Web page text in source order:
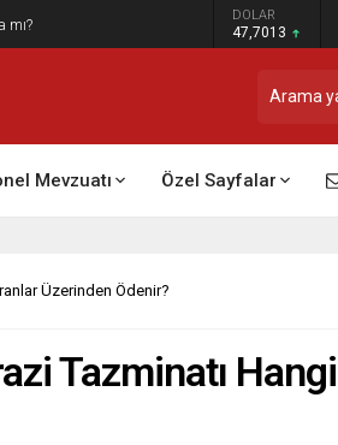
DOLAR
47,7013
Mevzuatı Özel Sayfalar
Üzerinden Ödenir?
Tazminatı Hangi